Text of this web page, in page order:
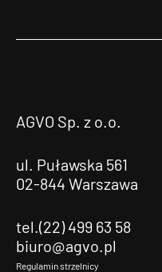
AGVO Sp. z o.o.
ul. Puławska 561
02-844 Warszawa
tel.(22) 499 63 58
biuro@agvo.pl
Regulamin strzelnicy